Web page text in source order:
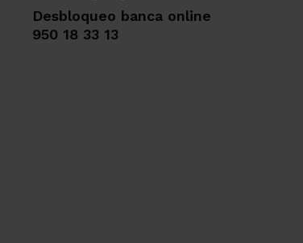
Desbloqueo banca online
950 18 33 13